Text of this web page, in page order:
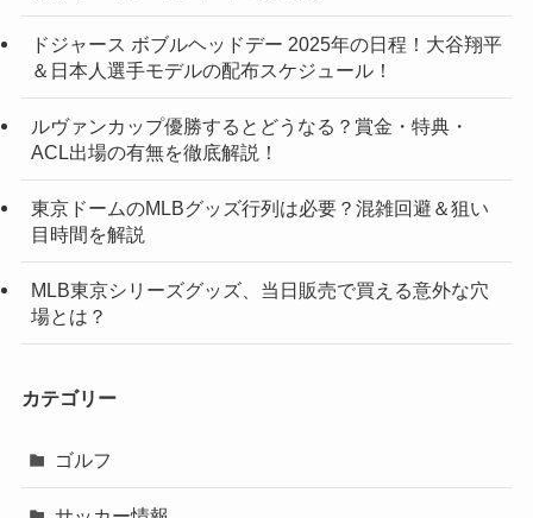
ドジャース ボブルヘッドデー 2025年の日程！大谷翔平
＆日本人選手モデルの配布スケジュール！
ルヴァンカップ優勝するとどうなる？賞金・特典・
ACL出場の有無を徹底解説！
東京ドームのMLBグッズ行列は必要？混雑回避＆狙い
目時間を解説
MLB東京シリーズグッズ、当日販売で買える意外な穴
場とは？
カテゴリー
ゴルフ